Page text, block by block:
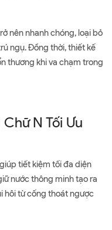
nên nhanh chóng, loại bỏ
ngụ. Đồng thời, thiết kế
thương khi va chạm trong
N Tối Ưu
tiết kiệm tối đa diện
nước thông minh tạo ra
hôi từ cống thoát ngược